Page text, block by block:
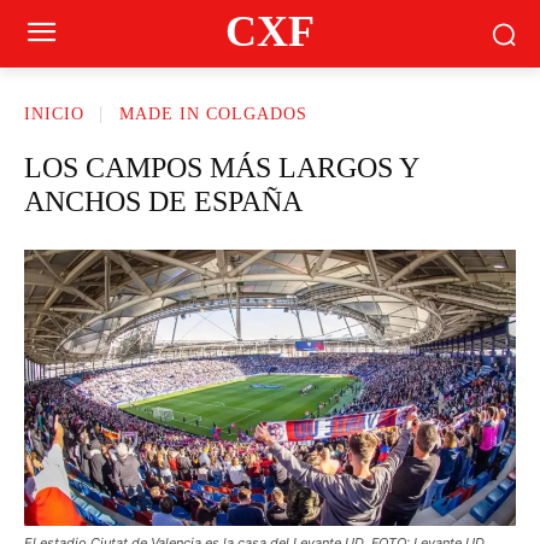
CXF
INICIO MADE IN COLGADOS
LOS CAMPOS MÁS LARGOS Y
ANCHOS DE ESPAÑA